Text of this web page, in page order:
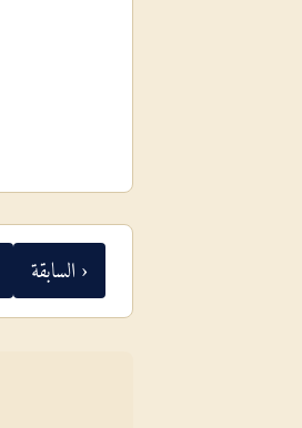
‹ السابقة